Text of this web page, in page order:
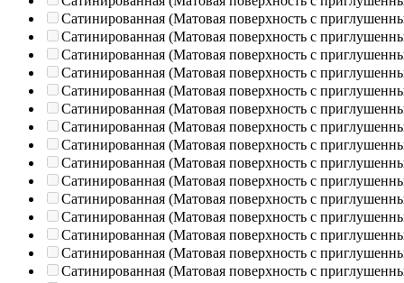
Сатинированная (Матовая поверхность с
Сатинированная (Матовая поверхность с
Сатинированная (Матовая поверхность с
Сатинированная (Матовая поверхность с
Сатинированная (Матовая поверхность с
Сатинированная (Матовая поверхность с
Сатинированная (Матовая поверхность с
Сатинированная (Матовая поверхность с
Сатинированная (Матовая поверхность с
Сатинированная (Матовая поверхность с
Сатинированная (Матовая поверхность с
Сатинированная (Матовая поверхность с
Сатинированная (Матовая поверхность с
Сатинированная (Матовая поверхность с
Сатинированная (Матовая поверхность с